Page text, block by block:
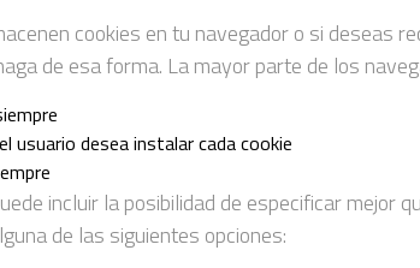
cookies en tu navegador o si deseas
de esa forma. La mayor parte de los
usuario desea instalar cada cookie
incluir la posibilidad de especificar mejor
de las siguientes opciones: